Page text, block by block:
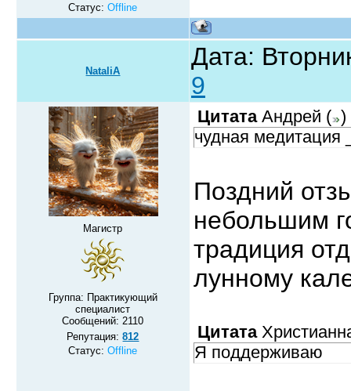
Статус:Offline
NataliA
Дата:
9
Магистр
Группа: Практикующий
специалист
Сообщений: 2110
Репутация:812
Статус:Offline
Цитата Андрей ( )
чудная медитация
Поздний
небольшим
традиция
лунному
Цитата
Я поддерживаю